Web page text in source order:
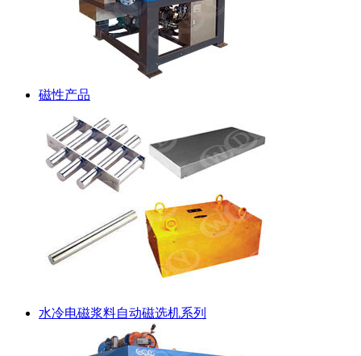
磁性产品
水冷电磁浆料自动磁选机系列